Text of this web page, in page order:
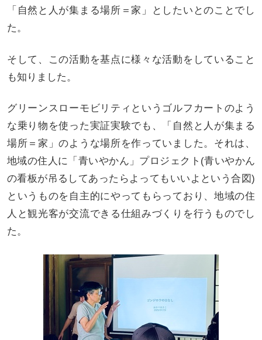
「自然と人が集まる場所＝家」としたいとのことでし
た。
そして、この活動を基点に様々な活動をしていること
も知りました。
グリーンスローモビリティというゴルフカートのよう
な乗り物を使った実証実験でも、「自然と人が集まる
場所＝家」のような場所を作っていました。それは、
地域の住人に「青いやかん」プロジェクト(青いやかん
の看板が吊るしてあったらよってもいいよという合図)
というものを自主的にやってもらっており、地域の住
人と観光客が交流できる仕組みづくりを行うものでし
た。